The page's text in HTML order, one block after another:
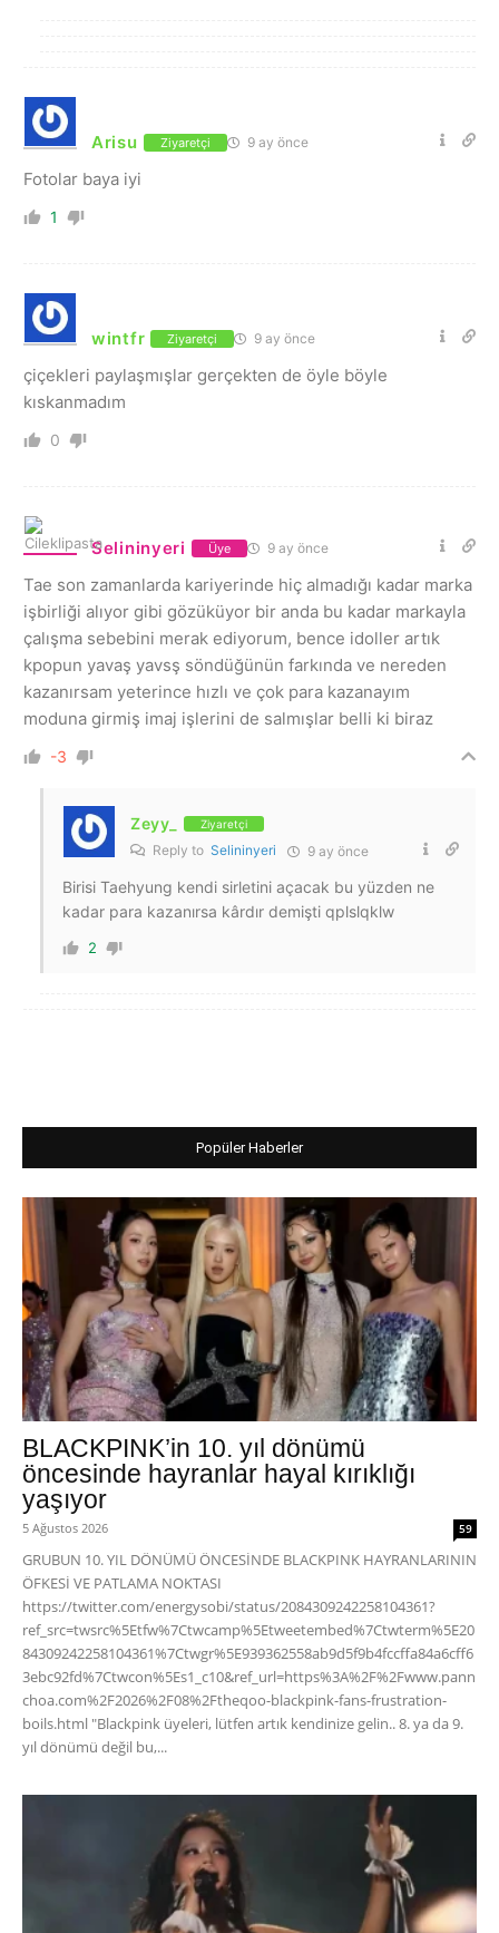
Arisu Ziyaretçi 9 ay önce
Fotolar baya iyi
1
wintfr Ziyaretçi 9 ay önce
çiçekleri paylaşmışlar gerçekten de öyle böyle
kıskanmadım
0
Selininyeri Üye 9 ay önce
Tae son zamanlarda kariyerinde hiç almadığı kadar marka
işbirliği alıyor gibi gözüküyor bir anda bu kadar markayla
çalışma sebebini merak ediyorum, bence idoller artık
kpopun yavaş yavsş söndüğünün farkında ve nereden
kazanırsam yeterince hızlı ve çok para kazanayım
moduna girmiş imaj işlerini de salmışlar belli ki biraz
-3
Zeyy_ Ziyaretçi
Reply to Selininyeri 9 ay önce
Birisi Taehyung kendi sirletini açacak bu yüzden ne
kadar para kazanırsa kârdır demişti qplslqklw
2
Popüler Haberler
BLACKPINK’in 10. yıl dönümü
öncesinde hayranlar hayal kırıklığı
yaşıyor
5 Ağustos 2026 59
GRUBUN 10. YIL DÖNÜMÜ ÖNCESİNDE BLACKPINK HAYRANLARININ
ÖFKESİ VE PATLAMA NOKTASI
https://twitter.com/energysobi/status/2084309242258104361?
ref_src=twsrc%5Etfw%7Ctwcamp%5Etweetembed%7Ctwterm%5E20
84309242258104361%7Ctwgr%5E939362558ab9d5f9b4fccffa84a6cff6
3ebc92fd%7Ctwcon%5Es1_c10&ref_url=https%3A%2F%2Fwww.pann
choa.com%2F2026%2F08%2Ftheqoo-blackpink-fans-frustration-
boils.html "Blackpink üyeleri, lütfen artık kendinize gelin.. 8. ya da 9.
yıl dönümü değil bu,...